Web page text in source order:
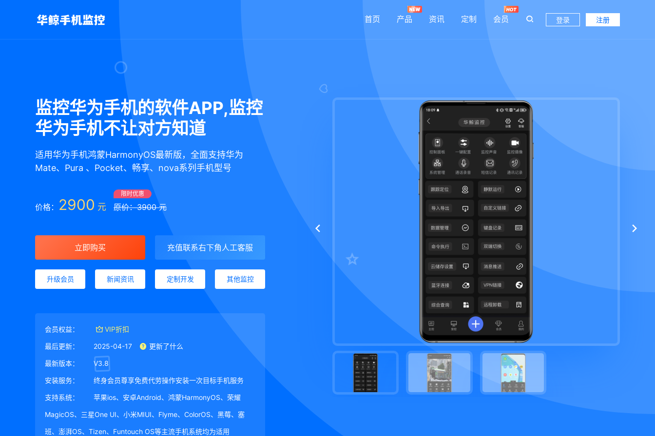
首页 产品 资讯 定制 会员 登录 注册
监控华为手机的软件APP,监控
华为手机不让对方知道
适用华为手机鸿蒙HarmonyOS最新版，全面支持华为
Mate、Pura 、Pocket、畅享、nova系列手机型号
价格： 2900 元
限时优惠
原价：3900 元
立即购买 充值联系右下角人工客服
升级会员 新闻资讯 定制开发 其他监控
会员权益： VIP折扣
最后更新： 2025-04-17 更新了什么
最新版本： V3.8
安装服务： 终身会员尊享免费代劳操作安装一次目标手机服务
支持系统： 苹果ios、安卓Android、鸿蒙HarmonyOS、荣耀
MagicOS、三星One UI、小米MIUI、Flyme、ColorOS、黑莓、塞
班、澎湃OS、Tizen、Funtouch OS等主流手机系统均为适用